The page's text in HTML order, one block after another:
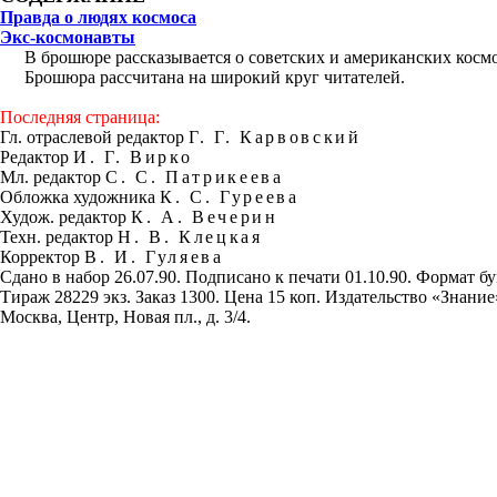
Правда о людях космоса
Экс-космонавты
В брошюре рассказывается о советских и американских
Брошюра рассчитана на широкий круг читателей.
Последняя страница:
Гл. отраслевой редактор Г. Г. Карвовский
Редактор И. Г. Вирко
Мл. редактор С. С. Патрикеева
Обложка художника К. С. Гуреева
Худож. редактор К. А. Вечерин
Техн. редактор Н. В. Клецкая
Корректор В. И. Гуляева
Сдано в набор 26.07.90. Подписано к печати 01.10.90. Формат
Тираж 28229 экз. Заказ 1300. Цена 15 коп. Издательство
Москва, Центр, Новая пл., д. 3/4.